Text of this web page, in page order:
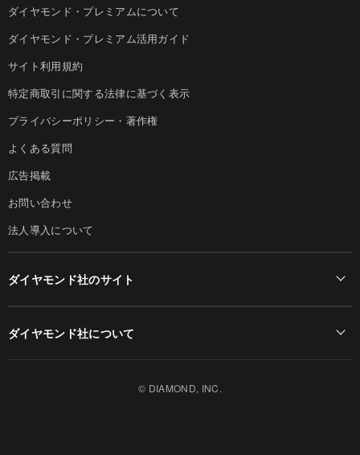
ダイヤモンド・プレミアムについて
ダイヤモンド・プレミアム活用ガイド
サイト利用規約
特定商取引に関する法律に基づく表示
プライバシーポリシー・著作権
よくある質問
広告掲載
お問い合わせ
法人導入について
ダイヤモンド社のサイト
ダイヤモンド社について
© DIAMOND, INC.